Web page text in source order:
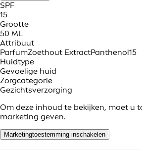
SPF
15
Grootte
50 ML
Attribuut
ParfumZoethout ExtractPanthenol15
Huidtype
Gevoelige huid
Zorgcategorie
Gezichtsverzorging
Om deze inhoud te bekijken, moet u
marketing geven.
Marketingtoestemming inschakelen